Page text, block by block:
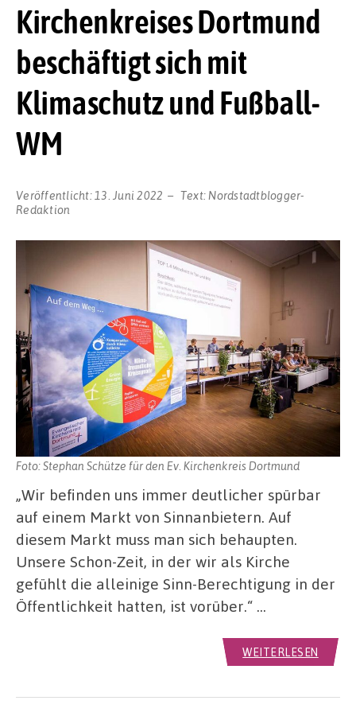
Kirchenkreises Dortmund
beschäftigt sich mit
Klimaschutz und Fußball-
WM
Veröffentlicht: 13. Juni 2022 Text: Nordstadtblogger-
Redaktion
Foto: Stephan Schütze für den Ev. Kirchenkreis Dortmund
„Wir befinden uns immer deutlicher spürbar
auf einem Markt von Sinnanbietern. Auf
diesem Markt muss man sich behaupten.
Unsere Schon-Zeit, in der wir als Kirche
gefühlt die alleinige Sinn-Berechtigung in der
Öffentlichkeit hatten, ist vorüber.“ …
WEITERLESEN